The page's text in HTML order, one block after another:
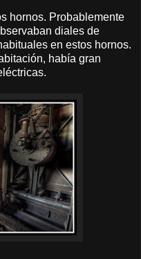
hornos. Probablemente
diales de
en estos hornos.
había gran